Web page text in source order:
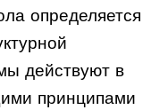
определяется
действуют в
принципами